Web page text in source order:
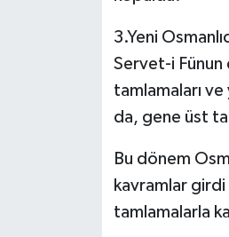
3.Yeni
Servet-i Fünun
tamlamaları
da, gene üst
Bu dönem
kavramlar girdi
tamlamalarla